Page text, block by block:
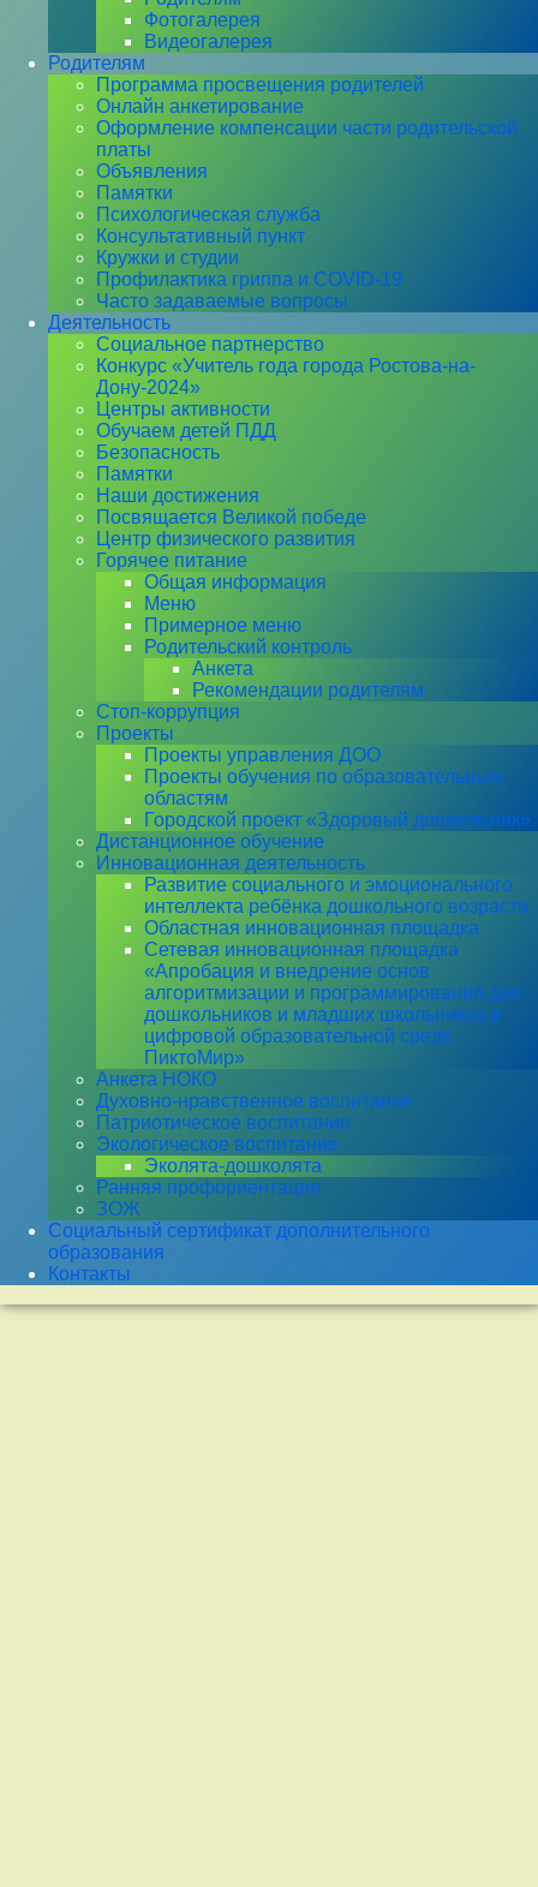
Фотогалерея
Видеогалерея
Родителям
Программа просвещения родителей
Онлайн анкетирование
Оформление компенсации части родительской
платы
Объявления
Памятки
Психологическая служба
Консультативный пункт
Кружки и студии
Профилактика гриппа и COVID-19
Часто задаваемые вопросы
Деятельность
Социальное партнерство
Конкурс «Учитель года города Ростова-на-
Дону-2024»
Центры активности
Обучаем детей ПДД
Безопасность
Памятки
Наши достижения
Посвящается Великой победе
Центр физического развития
Горячее питание
Общая информация
Меню
Примерное меню
Родительский контроль
Анкета
Рекомендации родителям
Стоп-коррупция
Проекты
Проекты управления ДОО
Проекты обучения по образовательным
областям
Городской проект «Здоровый дошкольник»
Дистанционное обучение
Инновационная деятельность
Развитие социального и эмоционального
интеллекта ребёнка дошкольного возраста
Областная инновационная площадка
Сетевая инновационная площадка
«Апробация и внедрение основ
алгоритмизации и программирования для
дошкольников и младших школьников в
цифровой образовательной среде
ПиктоМир»
Анкета НОКО
Духовно-нравственное воспитание
Патриотическое воспитание
Экологическое воспитание
Эколята-дошколята
Ранняя профориентация
ЗОЖ
Социальный сертификат дополнительного
образования
Контакты